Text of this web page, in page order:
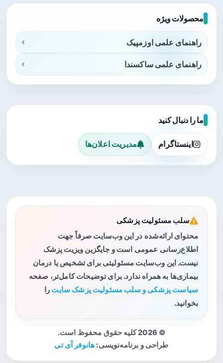
محصولات ویژه
راهنمای علمی اوزمپیک
راهنمای علمی ساکسندا
ما را دنبال کنید
اینستاگرام مدیریت اعلان‌ها
سلب مسئولیت پزشکی
محتوای ارائه‌شده در این وب‌سایت صرفاً جهت
اطلاع‌رسانی عمومی است و جایگزین ویزیت پزشک
نیست. این وب‌سایت مسئولیتی برای تشخیص یا درمان
بیماری‌ها به همراه ندارد. برای توضیحات کامل‌تر، صفحه
سیاست پزشکی و سلب مسئولیت پزشک سایت را
بخوانید.
© 2026 کلیه حقوق محفوظ است.
طراحی و برنامه‌نویسی: هانوفر آی تی